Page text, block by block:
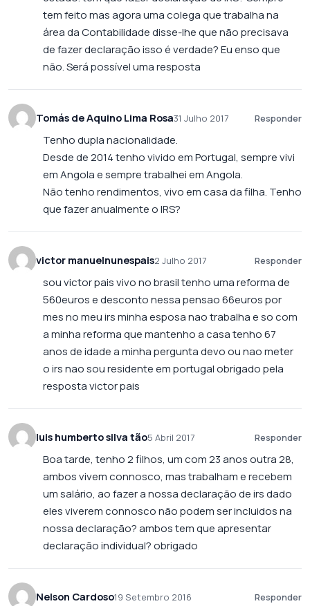
tem feito mas agora uma colega que trabalha na
área da Contabilidade disse-lhe que não precisava
de fazer declaração isso é verdade? Eu enso que
não. Será possível uma resposta
Tomás de Aquino Lima Rosa31 Julho 2017 Responder
Tenho dupla nacionalidade.
Desde de 2014 tenho vivido em Portugal, sempre vivi
em Angola e sempre trabalhei em Angola.
Não tenho rendimentos, vivo em casa da filha. Tenho
que fazer anualmente o IRS?
victor manuelnunespais2 Julho 2017 Responder
sou victor pais vivo no brasil tenho uma reforma de
560euros e desconto nessa pensao 66euros por
mes no meu irs minha esposa nao trabalha e so com
a minha reforma que mantenho a casa tenho 67
anos de idade a minha pergunta devo ou nao meter
o irs nao sou residente em portugal obrigado pela
resposta victor pais
luis humberto silva tão5 Abril 2017 Responder
Boa tarde, tenho 2 filhos, um com 23 anos outra 28,
ambos vivem connosco, mas trabalham e recebem
um salário, ao fazer a nossa declaração de irs dado
eles viverem connosco não podem ser incluidos na
nossa declaração? ambos tem que apresentar
declaração individual? obrigado
Nelson Cardoso19 Setembro 2016 Responder